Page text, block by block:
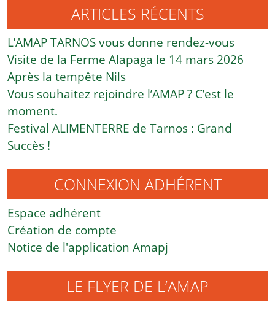
ARTICLES RÉCENTS
L’AMAP TARNOS vous donne rendez-vous
Visite de la Ferme Alapaga le 14 mars 2026
Après la tempête Nils
Vous souhaitez rejoindre l’AMAP ? C’est le
moment.
Festival ALIMENTERRE de Tarnos : Grand
Succès !
CONNEXION ADHÉRENT
Espace adhérent
Création de compte
Notice de l'application Amapj
LE FLYER DE L’AMAP